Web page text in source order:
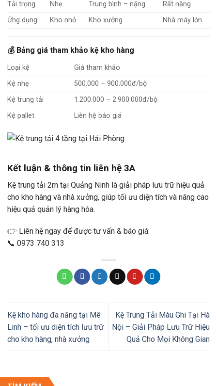
Tải trọng
Nhẹ Trung bình – nặng
Rất nặng
Ứng dụng
Kho nhỏ Kho xưởng Nhà máy lớn
💰 Bảng giá tham khảo kệ kho hàng
Loại kệ
Giá tham khảo
Kệ nhẹ
500.000 – 900.000đ/bộ
Kệ trung tải
1.200.000 – 2.900.000đ/bộ
Kệ pallet
Liên hệ báo giá
Kết luận & thông tin liên hệ 3A
Kệ trung tải 2m tại Quảng Ninh là giải pháp lưu trữ hiệu quả
cho kho hàng và nhà xưởng, giúp tối ưu diện tích và nâng cao
hiệu quả quản lý hàng hóa.
👉 Liên hệ ngay để được tư vấn & báo giá:
📞 0973 740 313
Kệ kho hàng đa năng tại Mê
Linh – tối ưu diện tích lưu trữ
cho kho hàng, nhà xưởng
Kệ Trung Tải Màu Ghi Tại Hà
Nội – Giải Pháp Lưu Trữ Hiệu
Quả Cho Mọi Không Gian